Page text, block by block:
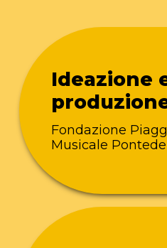
Ideazione
Fondazione
Musicale